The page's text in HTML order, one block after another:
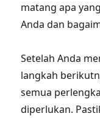
matang apa
Anda dan
Setelah Anda
langkah
semua
diperlukan.